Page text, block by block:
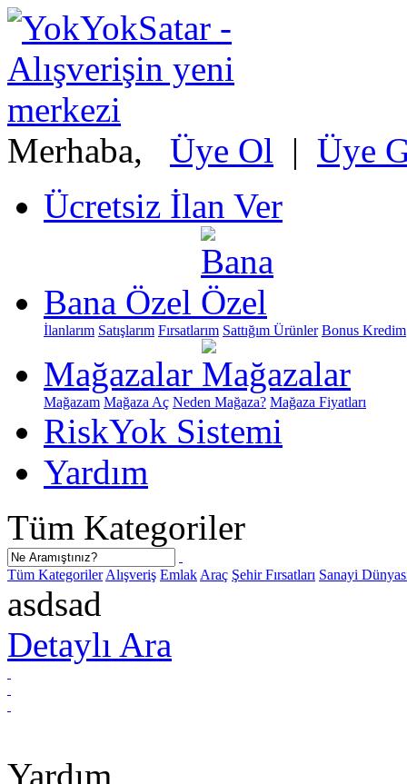
Merhaba, Üye Ol | Üye
Ücretsiz İlan Ver
Bana Özel
İlanlarım Satışlarım Fırsatlarım Sattığım Ürünler Bonus Kredim
Mağazalar
Mağazam Mağaza Aç Neden Mağaza? Mağaza Fiyatları
RiskYok Sistemi
Yardım
Tüm Kategoriler
Tüm Kategoriler Alışveriş Emlak Araç Şehir Fırsatları Sanayi
asdsad
Detaylı Ara
Yardım